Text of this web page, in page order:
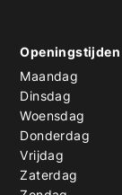
Openingstijden
Maandag
Dinsdag
Woensdag
Donderdag
Vrijdag
Zaterdag